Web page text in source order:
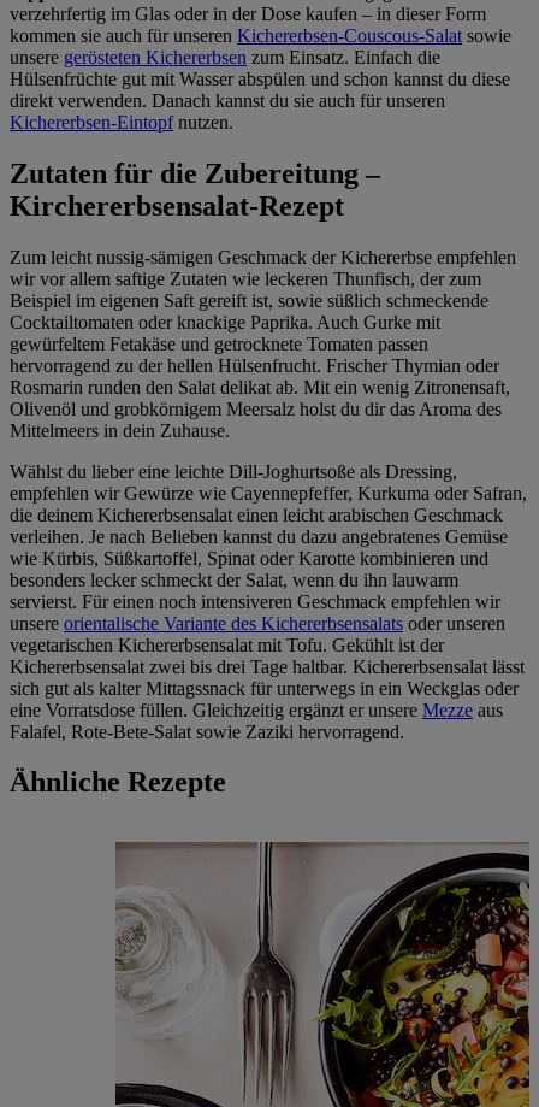
verzehrfertig im Glas oder in der Dose kaufen – in dieser Form
kommen sie auch für unseren Kichererbsen-Couscous-Salat sowie
unsere gerösteten Kichererbsen zum Einsatz. Einfach die
Hülsenfrüchte gut mit Wasser abspülen und schon kannst du diese
direkt verwenden. Danach kannst du sie auch für unseren
Kichererbsen-Eintopfnutzen.
Zutaten für die Zubereitung –
Kirchererbsensalat-Rezept
Zum leicht nussig-sämigen Geschmack der Kichererbse empfehlen
wir vor allem saftige Zutaten wie leckeren Thunfisch, der zum
Beispiel im eigenen Saft gereift ist, sowie süßlich schmeckende
Cocktailtomaten oder knackige Paprika. Auch Gurke mit
gewürfeltem Fetakäse und getrocknete Tomaten passen
hervorragend zu der hellen Hülsenfrucht. Frischer Thymian oder
Rosmarin runden den Salat delikat ab. Mit ein wenig Zitronensaft,
Olivenöl und grobkörnigem Meersalz holst du dir das Aroma des
Mittelmeers in dein Zuhause.
Wählst du lieber eine leichte Dill-Joghurtsoße als Dressing,
empfehlen wir Gewürze wie Cayennepfeffer, Kurkuma oder Safran,
die deinem Kichererbsensalat einen leicht arabischen Geschmack
verleihen. Je nach Belieben kannst du dazu angebratenes Gemüse
wie Kürbis, Süßkartoffel, Spinat oder Karotte kombinieren und
besonders lecker schmeckt der Salat, wenn du ihn lauwarm
servierst. Für einen noch intensiveren Geschmack empfehlen wir
unsere orientalische Variante des Kichererbsensalats oder unseren
vegetarischen Kichererbsensalat mit Tofu. Gekühlt ist der
Kichererbsensalat zwei bis drei Tage haltbar. Kichererbsensalat lässt
sich gut als kalter Mittagssnack für unterwegs in ein Weckglas oder
eine Vorratsdose füllen. Gleichzeitig ergänzt er unsere Mezze aus
Falafel, Rote-Bete-Salat sowie Zaziki hervorragend.
Ähnliche Rezepte